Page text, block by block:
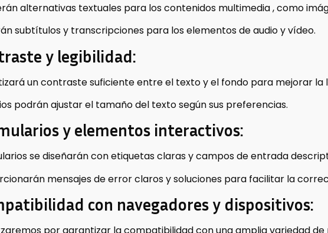
alternativas textuales para los contenidos multimedia , como
subtítulos y transcripciones para los elementos de audio y vídeo.
y legibilidad:
un contraste suficiente entre el texto y el fondo para mejorar la
podrán ajustar el tamaño del texto según sus preferencias.
y elementos interactivos:
se diseñarán con etiquetas claras y campos de entrada
mensajes de error claros y soluciones para facilitar la
con navegadores y dispositivos: